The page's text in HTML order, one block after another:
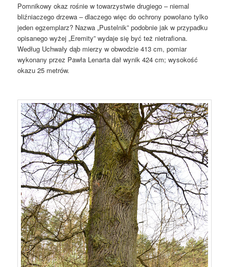
Pomnikowy okaz rośnie w towarzystwie drugiego – niemal
bliźniaczego drzewa – dlaczego więc do ochrony powołano tylko
jeden egzemplarz? Nazwa „Pustelnik” podobnie jak w przypadku
opisanego wyżej „Eremity” wydaje się być też nietrafiona.
Według Uchwały dąb mierzy w obwodzie 413 cm, pomiar
wykonany przez Pawła Lenarta dał wynik 424 cm; wysokość
okazu 25 metrów.